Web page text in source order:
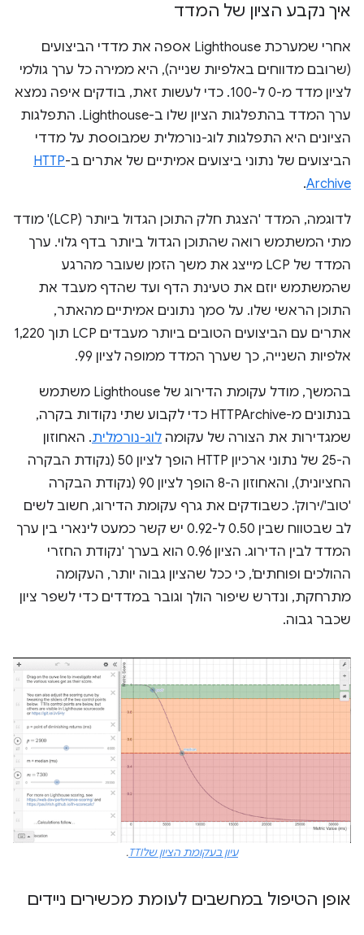
איך נקבע הציון של המדד
אחרי שמערכת Lighthouse אספה את מדדי הביצועים
(שרובם מדווחים באלפיות שנייה), היא ממירה כל ערך גולמי
לציון מדד מ-0 ל-100. כדי לעשות זאת, בודקים איפה נמצא
ערך המדד בהתפלגות הציון שלו ב-Lighthouse. התפלגות
הציונים היא התפלגות לוג-נורמלית שמבוססת על מדדי
הביצועים של נתוני ביצועים אמיתיים של אתרים ב-HTTP
Archive
.
לדוגמה, המדד 'הצגת חלק התוכן הגדול ביותר (LCP)' מודד
מתי המשתמש רואה שהתוכן הגדול ביותר בדף גלוי. ערך
המדד של LCP מייצג את משך הזמן שעובר מהרגע
שהמשתמש יוזם את טעינת הדף ועד שהדף מעבד את
התוכן הראשי שלו. על סמך נתונים אמיתיים מהאתר,
אתרים עם הביצועים הטובים ביותר מעבדים LCP תוך 1,220
אלפיות השנייה, כך שערך המדד ממופה לציון 99.
בהמשך, מודל עקומת הדירוג של Lighthouse משתמש
בנתונים מ-HTTPArchive כדי לקבוע שתי נקודות בקרה,
שמגדירות את הצורה של עקומה לוג-נורמלית. האחוזון
ה-25 של נתוני ארכיון HTTP הופך לציון 50 (נקודת הבקרה
החציונית), והאחוזון ה-8 הופך לציון 90 (נקודת הבקרה
'טוב'/ירוק'. כשבודקים את גרף עקומת הדירוג, חשוב לשים
לב שבטווח שבין 0.50 ל-0.92 יש קשר כמעט לינארי בין ערך
המדד לבין הדירוג. הציון 0.96 הוא בערך 'נקודת החזרי
ההולכים ופוחתים', כי ככל שהציון גבוה יותר, העקומה
מתרחקת, ונדרש שיפור הולך וגובר במדדים כדי לשפר ציון
שכבר גבוה.
עיון בעקומת הציון שלTTI .
אופן הטיפול במחשבים לעומת מכשירים ניידים